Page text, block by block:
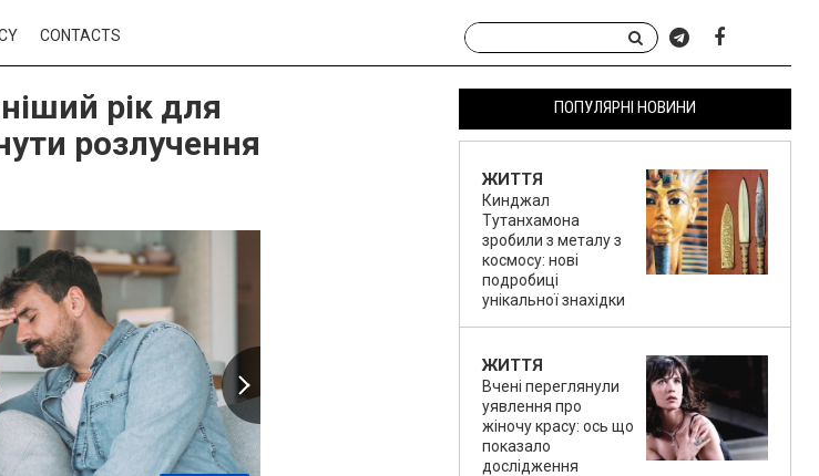
CONTACTS
рік для
розлучення
ПОПУЛЯРНІ НОВИНИ
ЖИТТЯ
Кинджал
Тутанхамона
зробили з металу з
космосу: нові
подробиці
унікальної знахідки
ЖИТТЯ
Вчені переглянули
уявлення про
жіночу красу: ось що
показало
дослідження